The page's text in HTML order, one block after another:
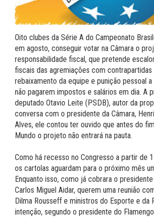
Oito clubes da Série A do Campeonato
em agosto, conseguir votar na Câmara o
responsabilidade fiscal, que pretende
fiscais das agremiações com contrapartidas
rebaixamento da equipe e punição pessoal
não pagarem impostos e salários em dia. A
deputado Otavio Leite (PSDB), autor da
conversa com o presidente da Câmara,
Alves, ele contou ter ouvido que antes do
Mundo o projeto não entrará na pauta.
Como há recesso no Congresso a partir de
os cartolas aguardam para o próximo mês
Enquanto isso, como já cobrara o
Carlos Miguel Aidar, querem uma reunião
Dilma Rousseff e ministros do Esporte e da
intenção, segundo o presidente do